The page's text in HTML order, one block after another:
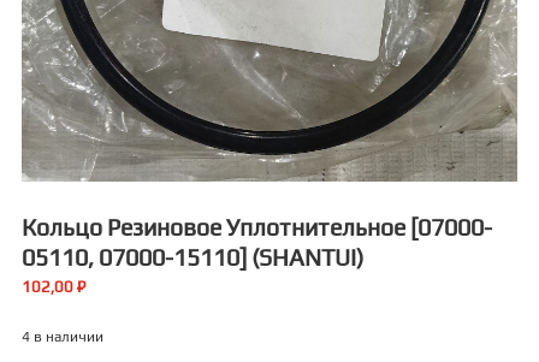
Кольцо Резиновое Уплотнительное [07000-
05110, 07000-15110] (SHANTUI)
102,00 ₽
4 в наличии